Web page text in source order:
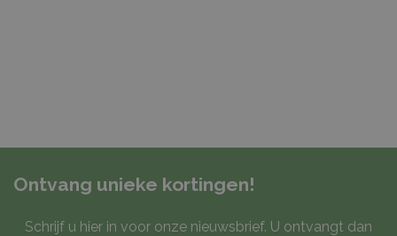
Ontvang unieke kortingen!
Schrijf u hier in voor onze nieuwsbrief. U ontvangt dan